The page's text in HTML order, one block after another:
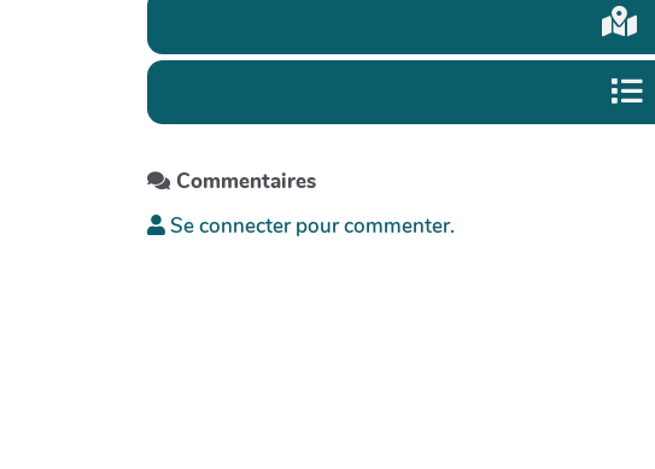
Commentaires
Se connecter pour commenter.